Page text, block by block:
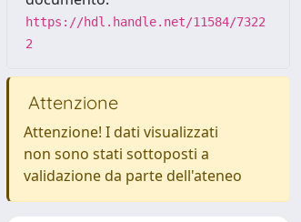
https://hdl.handle.net/11584/7322
2
Attenzione
Attenzione! I dati visualizzati
non sono stati sottoposti a
validazione da parte dell'ateneo